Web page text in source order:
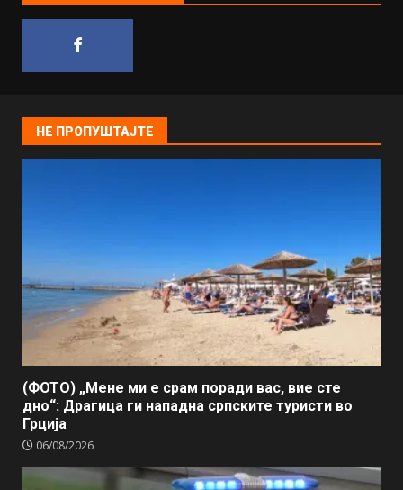
НЕ ПРОПУШТАЈТЕ
(ФОТО) „Мене ми е срам поради вас, вие сте
дно“: Драгица ги нападна српските туристи во
Грција
06/08/2026